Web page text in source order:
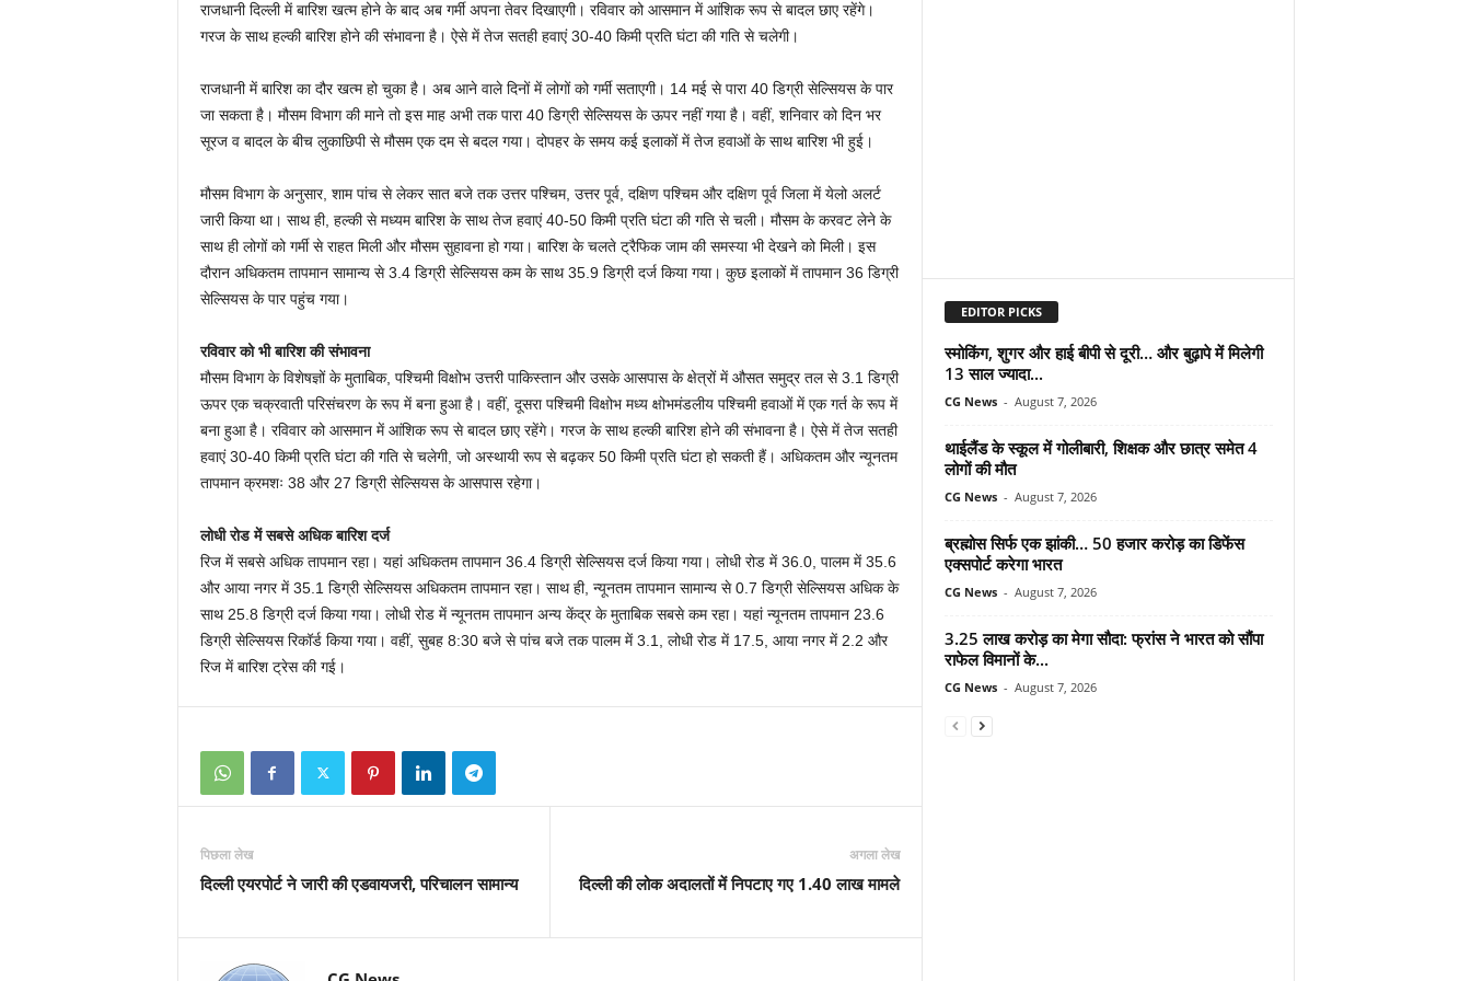
राजधानी दिल्ली में बारिश खत्म होने के बाद अब गर्मी अपना तेवर दिखाएगी। रविवार को आसमान में आंशिक रूप से बादल छाए रहेंगे।
गरज के साथ हल्की बारिश होने की संभावना है। ऐसे में तेज सतही हवाएं 30-40 किमी प्रति घंटा की गति से चलेगी।
राजधानी में बारिश का दौर खत्म हो चुका है। अब आने वाले दिनों में लोगों को गर्मी सताएगी। 14 मई से पारा 40 डिग्री सेल्सियस के पार
जा सकता है। मौसम विभाग की माने तो इस माह अभी तक पारा 40 डिग्री सेल्सियस के ऊपर नहीं गया है। वहीं, शनिवार को दिन भर
सूरज व बादल के बीच लुकाछिपी से मौसम एक दम से बदल गया। दोपहर के समय कई इलाकों में तेज हवाओं के साथ बारिश भी हुई।
मौसम विभाग के अनुसार, शाम पांच से लेकर सात बजे तक उत्तर पश्चिम, उत्तर पूर्व, दक्षिण पश्चिम और दक्षिण पूर्व जिला में येलो अलर्ट
जारी किया था। साथ ही, हल्की से मध्यम बारिश के साथ तेज हवाएं 40-50 किमी प्रति घंटा की गति से चली। मौसम के करवट लेने के
साथ ही लोगों को गर्मी से राहत मिली और मौसम सुहावना हो गया। बारिश के चलते ट्रैफिक जाम की समस्या भी देखने को मिली। इस
दौरान अधिकतम तापमान सामान्य से 3.4 डिग्री सेल्सियस कम के साथ 35.9 डिग्री दर्ज किया गया। कुछ इलाकों में तापमान 36 डिग्री
सेल्सियस के पार पहुंच गया।
रविवार को भी बारिश की संभावना
मौसम विभाग के विशेषज्ञों के मुताबिक, पश्चिमी विक्षोभ उत्तरी पाकिस्तान और उसके आसपास के क्षेत्रों में औसत समुद्र तल से 3.1 डिग्री
ऊपर एक चक्रवाती परिसंचरण के रूप में बना हुआ है। वहीं, दूसरा पश्चिमी विक्षोभ मध्य क्षोभमंडलीय पश्चिमी हवाओं में एक गर्त के रूप में
बना हुआ है। रविवार को आसमान में आंशिक रूप से बादल छाए रहेंगे। गरज के साथ हल्की बारिश होने की संभावना है। ऐसे में तेज सतही
हवाएं 30-40 किमी प्रति घंटा की गति से चलेगी, जो अस्थायी रूप से बढ़कर 50 किमी प्रति घंटा हो सकती हैं। अधिकतम और न्यूनतम
तापमान क्रमशः 38 और 27 डिग्री सेल्सियस के आसपास रहेगा।
लोधी रोड में सबसे अधिक बारिश दर्ज
रिज में सबसे अधिक तापमान रहा। यहां अधिकतम तापमान 36.4 डिग्री सेल्सियस दर्ज किया गया। लोधी रोड में 36.0, पालम में 35.6
और आया नगर में 35.1 डिग्री सेल्सियस अधिकतम तापमान रहा। साथ ही, न्यूनतम तापमान सामान्य से 0.7 डिग्री सेल्सियस अधिक के
साथ 25.8 डिग्री दर्ज किया गया। लोधी रोड में न्यूनतम तापमान अन्य केंद्र के मुताबिक सबसे कम रहा। यहां न्यूनतम तापमान 23.6
डिग्री सेल्सियस रिकॉर्ड किया गया। वहीं, सुबह 8:30 बजे से पांच बजे तक पालम में 3.1, लोधी रोड में 17.5, आया नगर में 2.2 और
रिज में बारिश ट्रेस की गई।
पिछला लेख
दिल्ली एयरपोर्ट ने जारी की एडवायजरी, परिचालन सामान्य
अगला लेख
दिल्ली की लोक अदालतों में निपटाए गए 1.40 लाख मामले
EDITOR PICKS
स्मोकिंग, शुगर और हाई बीपी से दूरी… और बुढ़ापे में मिलेगी
13 साल ज्यादा...
CG News - August 7, 2026
थाईलैंड के स्कूल में गोलीबारी, शिक्षक और छात्र समेत 4
लोगों की मौत
CG News - August 7, 2026
ब्रह्मोस सिर्फ एक झांकी… 50 हजार करोड़ का डिफेंस
एक्सपोर्ट करेगा भारत
CG News - August 7, 2026
3.25 लाख करोड़ का मेगा सौदा: फ्रांस ने भारत को सौंपा
राफेल विमानों के...
CG News - August 7, 2026